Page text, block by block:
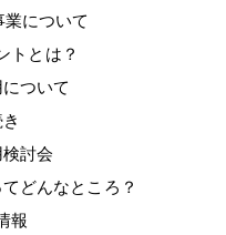
について
トとは？
ついて
討会
どんなところ？
報